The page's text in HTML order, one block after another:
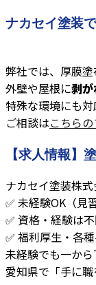
ナカセイ塗装
弊社では、厚膜塗
外壁や屋根に剥
特殊な環境にも対
ご相談はこちら
【求人情報】
ナカセイ塗装株式
✅ 未経験OK（見
✅ 資格・経験は不
✅ 福利厚生・各
未経験でも一から
愛知県で「手に